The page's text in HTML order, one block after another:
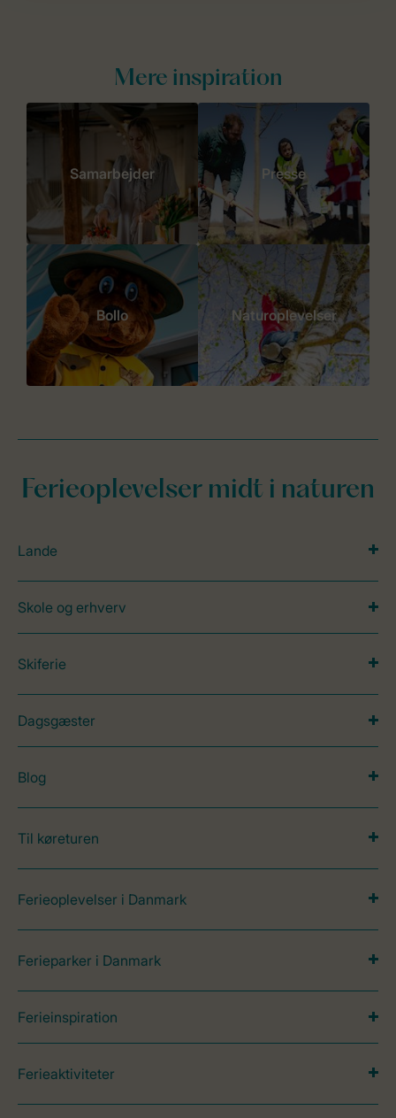
Mere inspiration
Samarbejder Presse
Bollo Naturoplevelser
Ferieoplevelser midt i naturen
Lande
Skole og erhverv
Skiferie
Dagsgæster
Blog
Til køreturen
Ferieoplevelser i Danmark
Ferieparker i Danmark
Ferieinspiration
Ferieaktiviteter